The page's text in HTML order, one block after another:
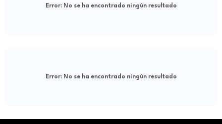
Error:No se ha encontrado ningún resultado
Error:No se ha encontrado ningún resultado